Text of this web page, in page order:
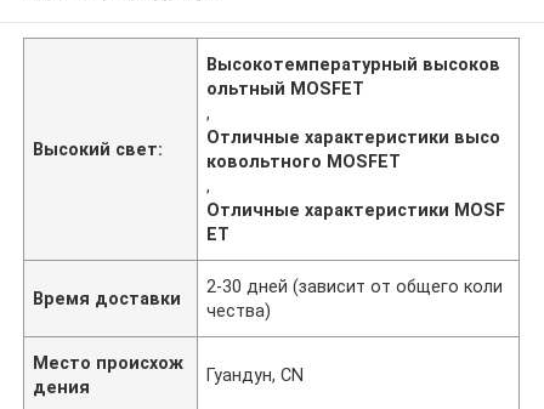
Высокий свет:
Высокотемпературный высоков
ольтный MOSFET
,
Отличные характеристики высо
ковольтного MOSFET
,
Отличные характеристики MOSF
ET
Время доставки
2-30 дней (зависит от общего коли
чества)
Место происхож
дения
Гуандун, CN